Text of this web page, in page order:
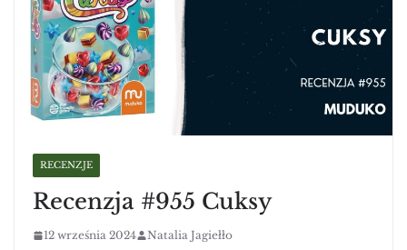
RECENZJE
Recenzja #955 Cuksy
12 września 2024 Natalia Jagiełło